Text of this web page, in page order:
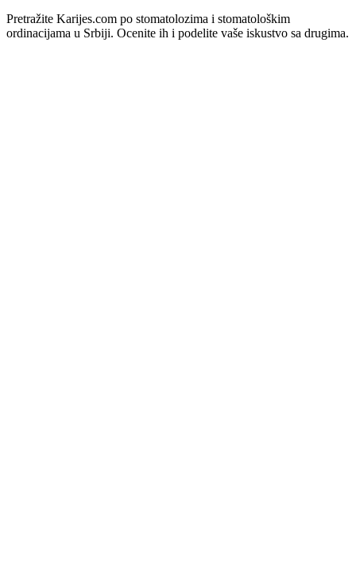
Pretražite Karijes.com po stomatolozima i stomatološkim
ordinacijama u Srbiji. Ocenite ih i podelite vaše iskustvo sa drugima.